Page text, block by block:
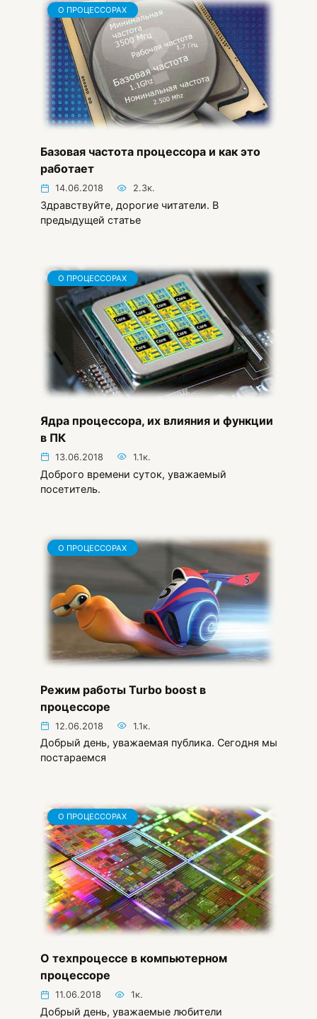
О ПРОЦЕССОРАХ
Базовая частота процессора и как это
работает
14.06.2018 2.3к.
Здравствуйте, дорогие читатели. В
предыдущей статье
О ПРОЦЕССОРАХ
Ядра процессора, их влияния и функции
в ПК
13.06.2018 1.1к.
Доброго времени суток, уважаемый
посетитель.
О ПРОЦЕССОРАХ
Режим работы Turbo boost в
процессоре
12.06.2018 1.1к.
Добрый день, уважаемая публика. Сегодня мы
постараемся
О ПРОЦЕССОРАХ
О техпроцессе в компьютерном
процессоре
11.06.2018 1к.
Добрый день, уважаемые любители